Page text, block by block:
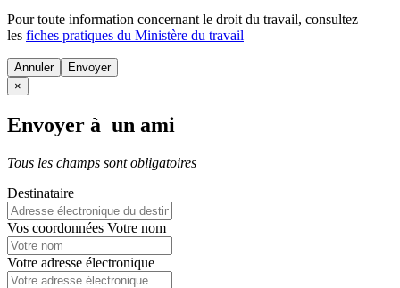
Pour toute information concernant le droit du travail, consultez
les fiches pratiques du Ministère du travail
Annuler
×
Envoyer à un ami
Tous les champs sont obligatoires
Destinataire
Vos coordonnées Votre nom
Votre adresse électronique